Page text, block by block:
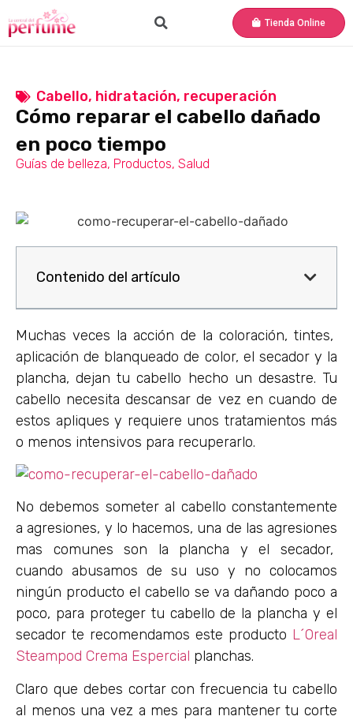
Tienda Online
Cabello, hidratación, recuperación
Cómo reparar el cabello dañado
en poco tiempo
Guías de belleza, Productos, Salud
Contenido del artículo
Muchas veces la acción de la coloración, tintes,
aplicación de blanqueado de color, el secador y la
plancha, dejan tu cabello hecho un desastre. Tu
cabello necesita descansar de vez en cuando de
estos apliques y requiere unos tratamientos más
o menos intensivos para recuperarlo.
No debemos someter al cabello constantemente
a agresiones, y lo hacemos, una de las agresiones
mas comunes son la plancha y el secador,
cuando abusamos de su uso y no colocamos
ningún producto el cabello se va dañando poco a
poco, para proteger tu cabello de la plancha y el
secador te recomendamos este producto L´Oreal
Steampod Crema Espercial planchas.
Claro que debes cortar con frecuencia tu cabello
al menos una vez a mes para mantener tu corte